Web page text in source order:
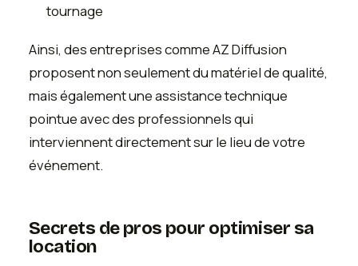
tournage
Ainsi, des entreprises comme AZ Diffusion
proposent non seulement du matériel de qualité,
mais également une assistance technique
pointue avec des professionnels qui
interviennent directement sur le lieu de votre
événement.
Secrets de pros pour optimiser sa
location